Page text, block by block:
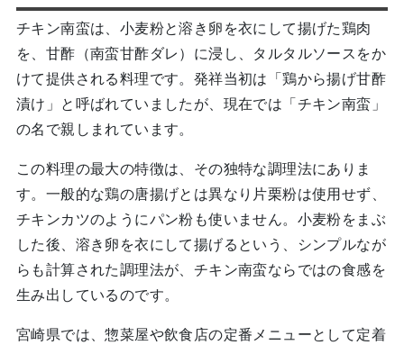
チキン南蛮は、小麦粉と溶き卵を衣にして揚げた鶏肉
を、甘酢（南蛮甘酢ダレ）に浸し、タルタルソースをか
けて提供される料理です。発祥当初は「鶏から揚げ甘酢
漬け」と呼ばれていましたが、現在では「チキン南蛮」
の名で親しまれています。
この料理の最大の特徴は、その独特な調理法にありま
す。一般的な鶏の唐揚げとは異なり片栗粉は使用せず、
チキンカツのようにパン粉も使いません。小麦粉をまぶ
した後、溶き卵を衣にして揚げるという、シンプルなが
らも計算された調理法が、チキン南蛮ならではの食感を
生み出しているのです。
宮崎県では、惣菜屋や飲食店の定番メニューとして定着